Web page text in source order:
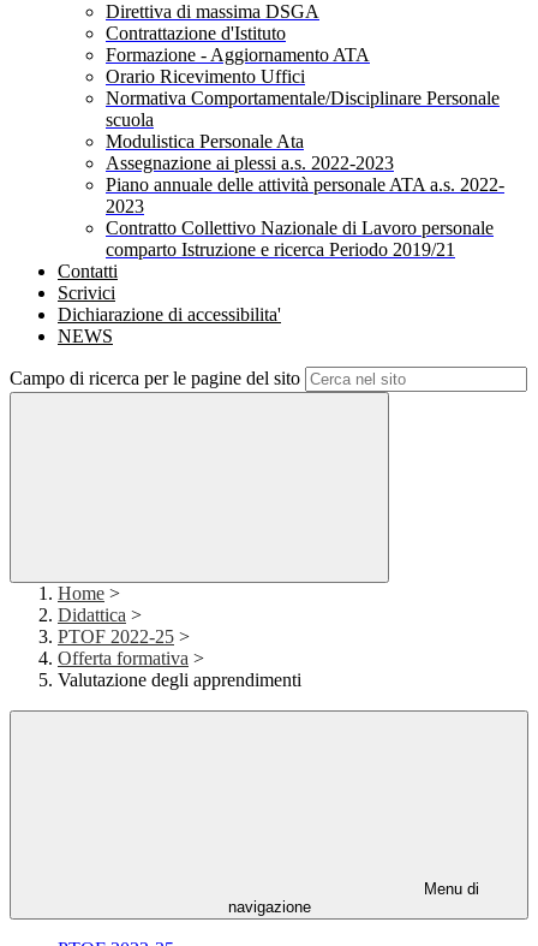
Direttiva di massima DSGA
Contrattazione d'Istituto
Formazione - Aggiornamento ATA
Orario Ricevimento Uffici
Normativa Comportamentale/Disciplinare Personale
scuola
Modulistica Personale Ata
Assegnazione ai plessi a.s. 2022-2023
Piano annuale delle attività personale ATA a.s. 2022-
2023
Contratto Collettivo Nazionale di Lavoro personale
comparto Istruzione e ricerca Periodo 2019/21
Contatti
Scrivici
Dichiarazione di accessibilita'
NEWS
Campo di ricerca per le pagine del sito
Home >
Didattica >
PTOF 2022-25 >
Offerta formativa >
Valutazione degli apprendimenti
Menu di
navigazione